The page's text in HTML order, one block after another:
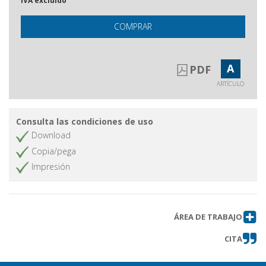
COMPRAR
PDF A
ARTÍCULO
Consulta las condiciones de uso
Download
Copia/pega
Impresión
ÁREA DE TRABAJO
CITA